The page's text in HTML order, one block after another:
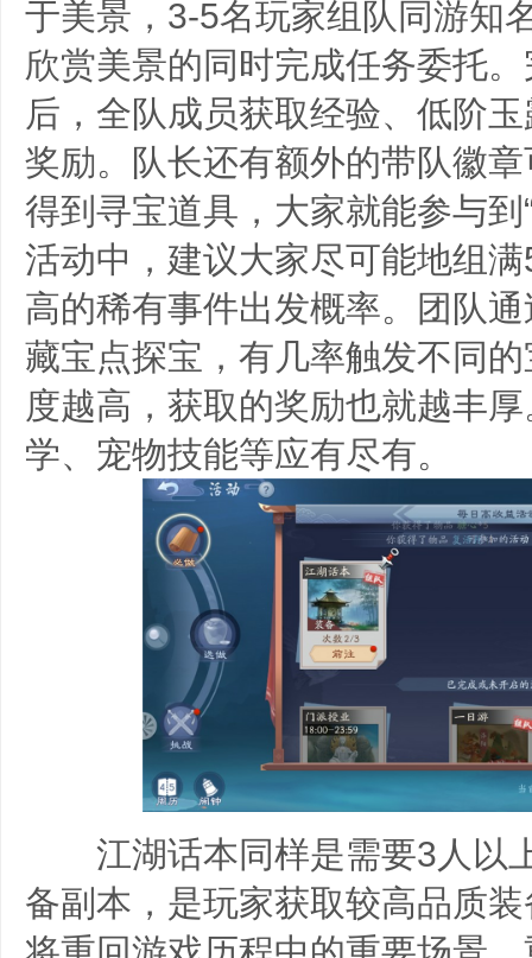
于美景，3-5名玩家组队同游知
欣赏美景的同时完成任务委托
后，全队成员获取经验、低阶
奖励。队长还有额外的带队徽
得到寻宝道具，大家就能参与到
活动中，建议大家尽可能地组
高的稀有事件出发概率。团队
藏宝点探宝，有几率触发不同
度越高，获取的奖励也就越丰
学、宠物技能等应有尽有。
江湖话本同样是需要3人以
备副本，是玩家获取较高品质